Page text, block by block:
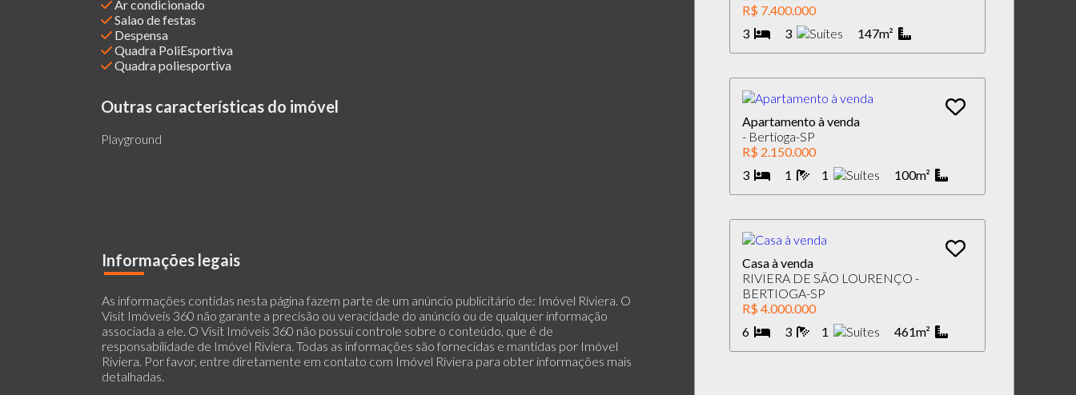
Ar condicionado
Salao de festas
Despensa
Quadra PoliEsportiva
Quadra poliesportiva
Outras características do imóvel
Playground
R$ 7.400.000
3
3 147m²
Apartamento à venda
- Bertioga-SP
R$ 2.150.000
3
1 1 100m²
Casa à venda
RIVIERA DE SÃO LOURENÇO -
BERTIOGA-SP
R$ 4.000.000
6
3 1 461m²
Informações legais
As informações contidas nesta página fazem parte de um anúncio publicitário de: Imóvel Riviera. O
Visit Imóveis 360 não garante a precisão ou veracidade do anúncio ou de qualquer informação
associada a ele. O Visit Imóveis 360 não possui controle sobre o conteúdo, que é de
responsabilidade de Imóvel Riviera. Todas as informações são fornecidas e mantidas por Imóvel
Riviera. Por favor, entre diretamente em contato com Imóvel Riviera para obter informações mais
detalhadas.